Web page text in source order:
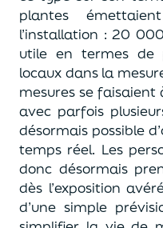
plantes
l’installation : 20
utile en termes de
locaux dans la
mesures se faisaient
avec parfois
désormais possible
temps réel. Les
donc désormais
dès l’exposition
d’une simple